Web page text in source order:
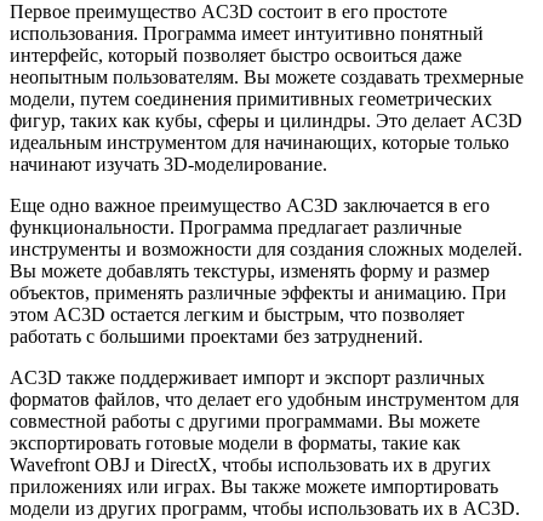
Первое преимущество AC3D состоит в его простоте
использования. Программа имеет интуитивно понятный
интерфейс, который позволяет быстро освоиться даже
неопытным пользователям. Вы можете создавать трехмерные
модели, путем соединения примитивных геометрических
фигур, таких как кубы, сферы и цилиндры. Это делает AC3D
идеальным инструментом для начинающих, которые только
начинают изучать 3D-моделирование.
Еще одно важное преимущество AC3D заключается в его
функциональности. Программа предлагает различные
инструменты и возможности для создания сложных моделей.
Вы можете добавлять текстуры, изменять форму и размер
объектов, применять различные эффекты и анимацию. При
этом AC3D остается легким и быстрым, что позволяет
работать с большими проектами без затруднений.
AC3D также поддерживает импорт и экспорт различных
форматов файлов, что делает его удобным инструментом для
совместной работы с другими программами. Вы можете
экспортировать готовые модели в форматы, такие как
Wavefront OBJ и DirectX, чтобы использовать их в других
приложениях или играх. Вы также можете импортировать
модели из других программ, чтобы использовать их в AC3D.